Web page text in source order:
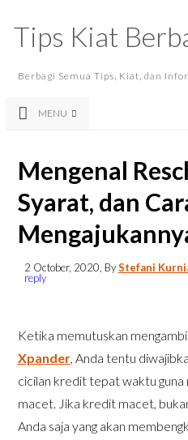
Tips Kiat
Berbagi Semua Tips, Kiat, dan
MENU
Mengenal
Syarat, dan
2 October, 2020 , ByStefani
reply
Ketika memutuskan mengambil
Xpander, Anda tentu
cicilan kredit tepat waktu
macet. Jika kredit macet,
Anda saja yang akan